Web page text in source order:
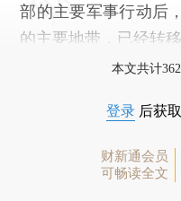
部的主要军事行动后
的主要地带，已经转
本文共计
登录 后获
财新通会员
可畅读全文